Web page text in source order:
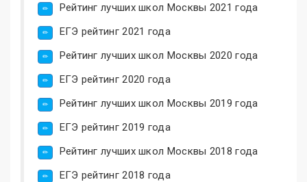
Рейтинг лучших школ Москвы 2021 года
ЕГЭ рейтинг 2021 года
Рейтинг лучших школ Москвы 2020 года
ЕГЭ рейтинг 2020 года
Рейтинг лучших школ Москвы 2019 года
ЕГЭ рейтинг 2019 года
Рейтинг лучших школ Москвы 2018 года
ЕГЭ рейтинг 2018 года